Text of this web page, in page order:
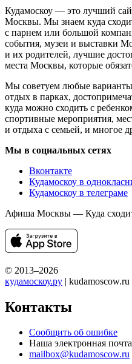
Кудамоскоу — это лучший
Москвы. Мы знаем куда
с парнем или большой
события, музеи и выставки
и их родителей, лучшие
места Москвы, которые
Мы советуем любые
отдых в парках,
куда можно сходить с
спортивные мероприятия,
и отдыха с семьей, и многое
Мы в социальных сетях
Вконтакте
Кудамоскоу в
Кудамоскоу в телеграме
Афиша Москвы — Куда
© 2013–2026
кудамоскоу.ру | kudamoscow.ru
Контакты
Сообщить об ошибке
Наша электронная почта
mailbox@kudamoscow.ru